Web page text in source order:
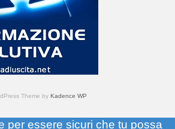
Theme by Kadence WP
per essere sicuri che tu possa